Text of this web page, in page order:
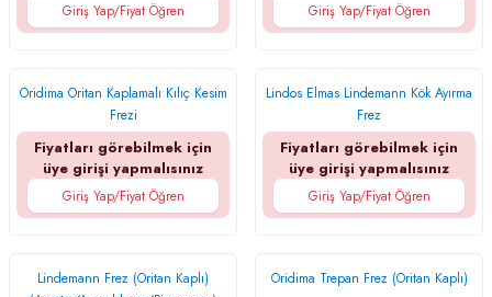
Giriş Yap/Fiyat Öğren Giriş Yap/Fiyat Öğren
Oridima Oritan Kaplamalı Kılıç Kesim
Frezi
(Aerator/Anguldruva/Piyasemen)
Fiyatları görebilmek için
üye girişi yapmalısınız
Giriş Yap/Fiyat Öğren
Lindos Elmas Lindemann Kök Ayırma
Frez
(Aerator/Anguldruva/Piyasemen)
Fiyatları görebilmek için
üye girişi yapmalısınız
Giriş Yap/Fiyat Öğren
Lindemann Frez (Oritan Kaplı)
Oridima Trepan Frez (Oritan Kaplı)